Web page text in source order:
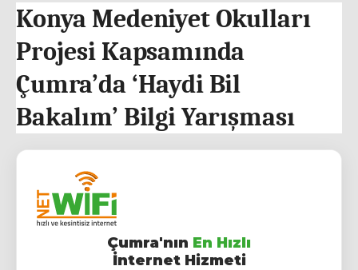
Konya Medeniyet Okulları
Projesi Kapsamında
Çumra’da ‘Haydi Bil
Bakalım’ Bilgi Yarışması
Çumra'nın En Hızlı
İnternet Hizmeti